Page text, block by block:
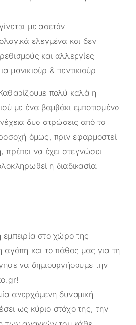
με ασετόν
ελεγμένα και δεν
και αλλεργίες
μανικιούρ & πεντικιούρ
πολύ καλά η
με ένα βαμβάκι εμποτισμένο
δυο στρώσεις από το
όμως, πριν εφαρμοστεί
να έχει στεγνώσει
η διαδικασία.
στο χώρο της
αγάπη και το πάθος μας για τη
να δημιουργήσουμε την
!
ανερχόμενη δυναμική
ως κύριο στόχο της, την